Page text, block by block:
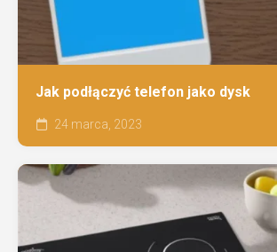
Jak podłączyć telefon jako dysk
24 marca, 2023